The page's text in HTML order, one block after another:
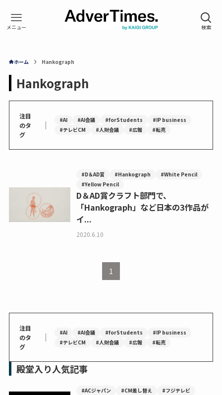
ホーム Hankograph
Hankograph
注目
のタ
グ
｜ #AI #AI会議 #forStudents
#IP business
#テレビCM
#人財会議 #広報 #転売
#D＆AD賞 #Hankograph
#White Pencil
#Yellow Pencil
D＆AD賞クラフト部門で、
「Hankograph」など日本の3作品が
イ...
2020.6.10
1
注目
のタ
グ
｜ #AI #AI会議 #forStudents
#IP business
#テレビCM
#人財会議 #広報 #転売
殿堂入り人気記事
#ACジャパン #CM差し替え #フジテレビ